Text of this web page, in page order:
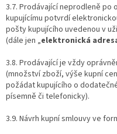
3.7. Prodávající neprodleně
kupujícímu potvrdí
pošty kupujícího uvedenou v
(dále jen „elektronická
3.8. Prodávající je vždy
(množství zboží, výše kupní
požádat kupujícího o
písemně či telefonicky).
3.9. Návrh kupní smlouvy ve